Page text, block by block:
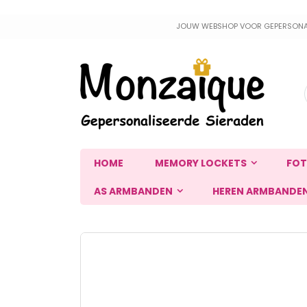
inhoud
JOUW WEBSHOP VOOR
HOME MEMORY LOCKETS
AS ARMBANDEN HEREN
Ga